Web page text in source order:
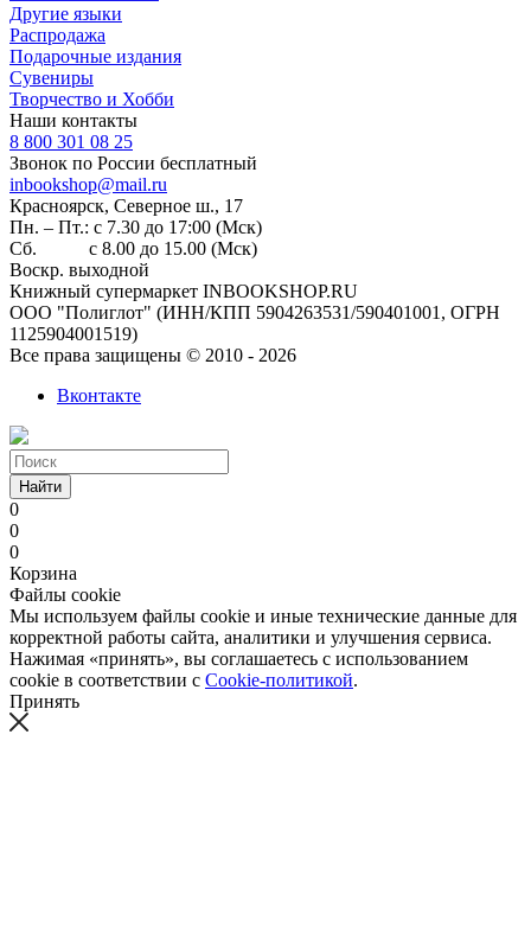
Другие языки
Распродажа
Подарочные издания
Сувениры
Творчество и Хобби
Наши контакты
8 800 301 08 25
Звонок по России бесплатный
inbookshop@mail.ru
Красноярск, Северное ш., 17
Пн. – Пт.: с 7.30 до 17:00 (Мск)
Сб. с 8.00 до 15.00 (Мск)
Воскр. выходной
Книжный супермаркет INBOOKSHOP.RU
ООО "Полиглот" (ИНН/КПП 5904263531/590401001, ОГРН
1125904001519)
Все права защищены © 2010 - 2026
Вконтакте
Найти
0
0
0
Корзина
Файлы cookie
Мы используем файлы cookie и иные технические данные для
корректной работы сайта, аналитики и улучшения сервиса.
Нажимая «принять», вы соглашаетесь с использованием
cookie в соответствии с Cookie-политикой.
Принять